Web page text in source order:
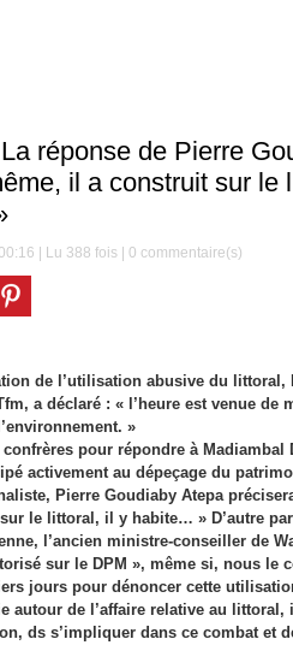
réponse de Pierre
il a construit sur le
| Lu 388 fois |0 commentaire(s)
de l’utilisation abusive du littoral,
a déclaré : « l’heure est venue de
»
pour répondre à Madiambal
activement au dépeçage du
Pierre Goudiaby Atepa
le littoral, il y habite… » D’autre
l’ancien ministre-conseiller de
sur le DPM », même si, nous le
jours pour dénoncer cette
autour de l’affaire relative au littoral,
ds s’impliquer dans ce combat et